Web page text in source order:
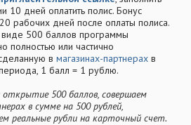
10 дней оплатить полис. Бонус
рабочих дней после оплаты полиса.
виде 500 баллов программы
полностью или частично
в магазинах-партнерах в
1 балл = 1 рублю.
открытие 500 баллов, совершаем
в сумме на 500 рублей,
реальные рубли на карточный счет.